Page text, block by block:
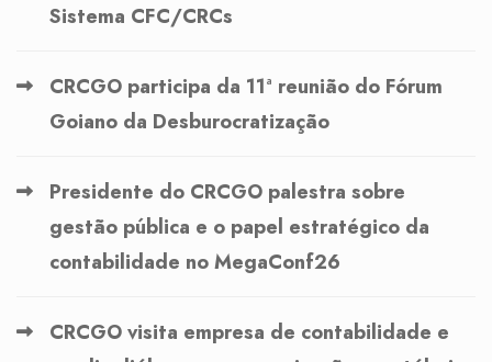
Sistema CFC/CRCs
CRCGO participa da 11ª reunião do Fórum
Goiano da Desburocratização
Presidente do CRCGO palestra sobre
gestão pública e o papel estratégico da
contabilidade no MegaConf26
CRCGO visita empresa de contabilidade e